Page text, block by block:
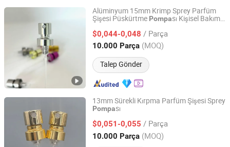
Alüminyum 15mm Krimp Sprey Parfüm
Şişesi Püskürtme Pompası Kişisel Bakım
$0,044-0,048 / Parça
10.000 Parça (MOQ)
Talep Gönder
Jiangsu Ai Deli Spray Technology Co., Ltd.
Jiangsu, China Fiyat 2024
13mm Sürekli Kırpma Parfüm Şişesi Sprey
Pompası
$0,051-0,055 / Parça
10.000 Parça (MOQ)
Jiangsu Ai Deli Spray Technology Co., Ltd.
Jiangsu, China Fiyat 2024